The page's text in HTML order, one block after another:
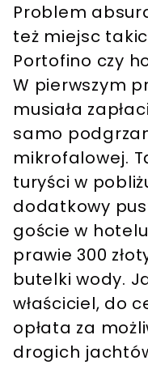
Problem
też miejsc
Portofino czy
W pierwszym
musiała
samo
mikrofalowej.
turyści w
dodatkowy
goście w
prawie 300
butelki wody.
właściciel, do
opłata za
drogich